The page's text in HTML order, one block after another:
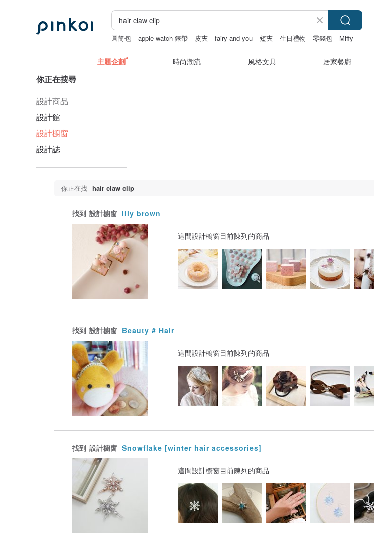
圓筒包 apple watch 錶帶 皮夾 fairy and you 短夾 生日禮物 零錢包 Miffy
主題企劃 時尚潮流 風格文具 居家餐廚
你正在搜尋
設計商品
設計館
設計櫥窗
設計誌
你正在找 hair claw clip
找到 設計櫥窗 lily brown
這間設計櫥窗目前陳列的商品
找到 設計櫥窗 Beauty # Hair
這間設計櫥窗目前陳列的商品
找到 設計櫥窗 Snowflake [winter hair accessories]
這間設計櫥窗目前陳列的商品